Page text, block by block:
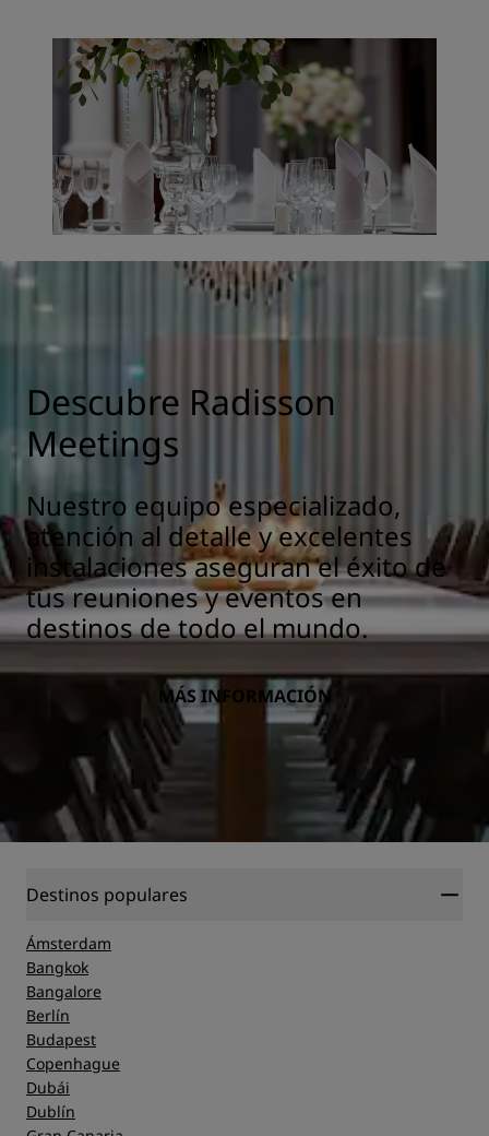
Descubre Radisson
Meetings
Nuestro equipo especializado,
atención al detalle y excelentes
instalaciones aseguran el éxito de
tus reuniones y eventos en
destinos de todo el mundo.
MÁS INFORMACIÓN
Destinos populares
Ámsterdam
Bangkok
Bangalore
Berlín
Budapest
Copenhague
Dubái
Dublín